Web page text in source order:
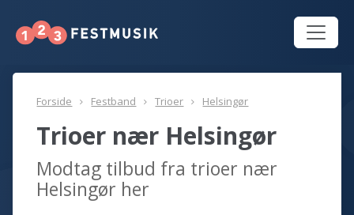
Forside Festband Trioer Helsingør
Trioer nær Helsingør
Modtag tilbud fra trioer nær
Helsingør her